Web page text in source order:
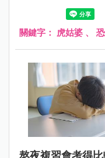
聲點，不然怪獸會把
關鍵字： 虎姑婆 、
熬夜複習會考得